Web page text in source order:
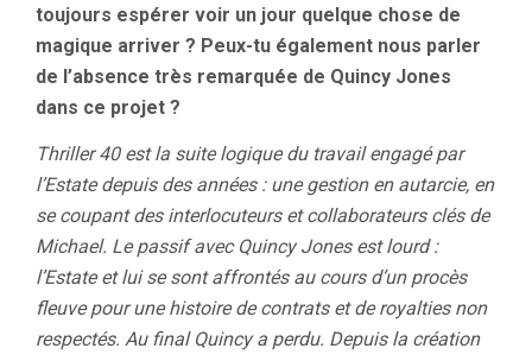
toujours espérer voir un jour quelque chose de
magique arriver ? Peux-tu également nous parler
de l’absence très remarquée de Quincy Jones
dans ce projet ?
Thriller 40 est la suite logique du travail engagé par
l’Estate depuis des années : une gestion en autarcie, en
se coupant des interlocuteurs et collaborateurs clés de
Michael. Le passif avec Quincy Jones est lourd :
l’Estate et lui se sont affrontés au cours d’un procès
fleuve pour une histoire de contrats et de royalties non
respectés. Au final Quincy a perdu. Depuis la création